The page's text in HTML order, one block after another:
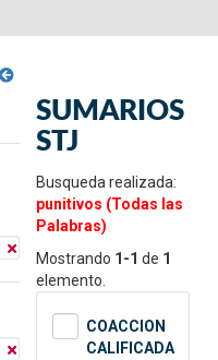
SUMARIOS
STJ
Busqueda realizada:
punitivos (Todas las
Palabras)
Mostrando 1-1 de 1
elemento.
COACCION
CALIFICADA